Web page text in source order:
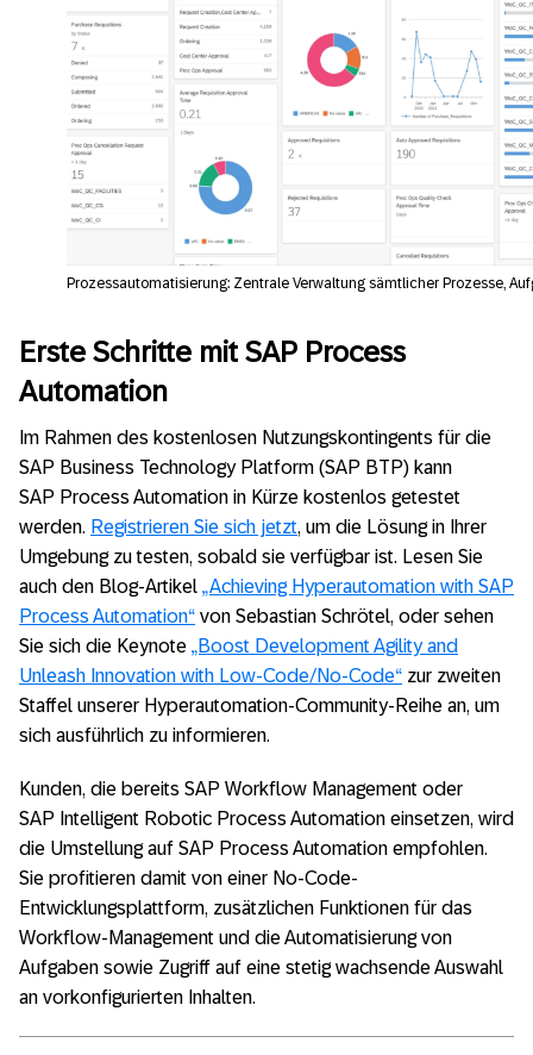
Prozessautomatisierung: Zentrale Verwaltung sämtlicher Prozesse,
Erste Schritte mit SAP Process
Automation
Im Rahmen des kostenlosen Nutzungskontingents für die
SAP Business Technology Platform (SAP BTP) kann
SAP Process Automation in Kürze kostenlos getestet
werden. Registrieren Sie sich jetzt, um die Lösung in Ihrer
Umgebung zu testen, sobald sie verfügbar ist. Lesen Sie
auch den Blog-Artikel „Achieving Hyperautomation with SAP
Process Automation“ von Sebastian Schrötel, oder sehen
Sie sich die Keynote „Boost Development Agility and
Unleash Innovation with Low-Code/No-Code“ zur zweiten
Staffel unserer Hyperautomation-Community-Reihe an, um
sich ausführlich zu informieren.
Kunden, die bereits SAP Workflow Management oder
SAP Intelligent Robotic Process Automation einsetzen, wird
die Umstellung auf SAP Process Automation empfohlen.
Sie profitieren damit von einer No-Code-
Entwicklungsplattform, zusätzlichen Funktionen für das
Workflow-Management und die Automatisierung von
Aufgaben sowie Zugriff auf eine stetig wachsende Auswahl
an vorkonfigurierten Inhalten.